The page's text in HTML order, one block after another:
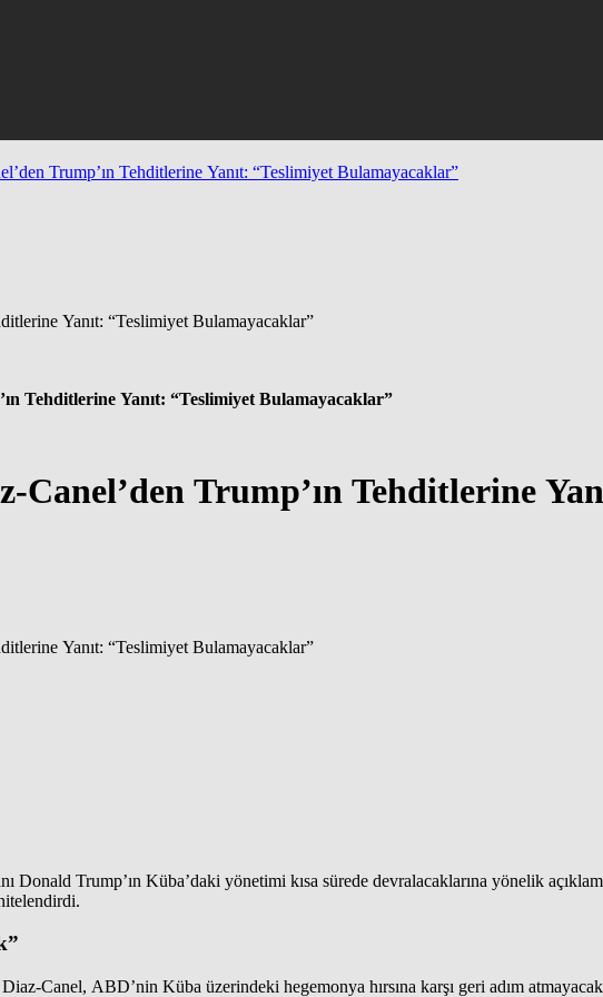
Trump’ın Tehditlerine Yanıt: “Teslimiyet Bulamayacaklar”
Tehditlerine Yanıt: “Teslimiyet Bulamayacaklar”
Canel’den Trump’ın Tehditlerine
Trump’ın Küba’daki yönetimi kısa sürede devralacaklarına yönelik
Canel, ABD’nin Küba üzerindeki hegemonya hırsına karşı geri adım